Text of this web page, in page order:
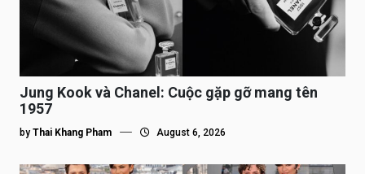
Jung Kook và Chanel: Cuộc gặp gỡ mang tên
1957
by Thai Khang Pham August 6, 2026